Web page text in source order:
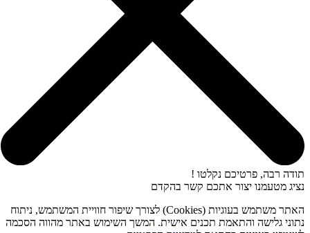
תודה רבה, פרטיכם נקלטו !
נציג מטעמנו יצור אתכם קשר בהקדם
האתר משתמש בעוגיות (Cookies) לצורך שיפור חוויית המשתמש, ניתוח
נתוני גלישה והתאמת תכנים אישית. המשך השימוש באתר מהווה הסכמה